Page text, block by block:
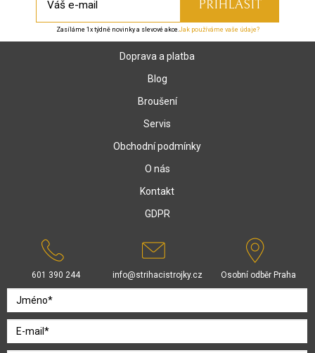
Zasíláme 1x týdně novinky a slevové akce.Jak používáme vaše údaje?
Doprava a platba
Blog
Broušení
Servis
Obchodní podmínky
O nás
Kontakt
GDPR
601 390 244 info@strihacistrojky.cz Osobní odběr Praha